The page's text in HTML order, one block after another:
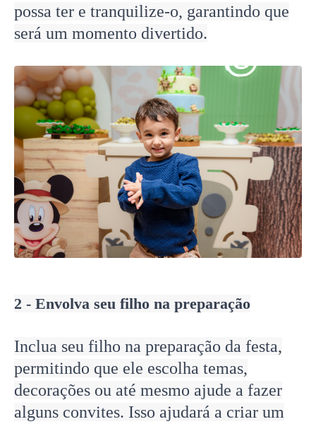
possa ter e tranquilize-o, garantindo que
será um momento divertido.
2 - Envolva seu filho na preparação
Inclua seu filho na preparação da festa,
permitindo que ele escolha temas,
decorações ou até mesmo ajude a fazer
alguns convites. Isso ajudará a criar um